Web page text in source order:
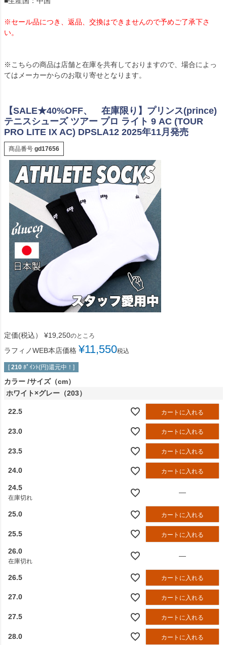
※セール品につき、返品、交換はできませんので予めご了承下さ
い。
※こちらの商品は店舗と在庫を共有しておりますので、場合によっ
てはメーカーからのお取り寄せとなります。
【SALE★40%OFF、 在庫限り】プリンス(prince)
テニスシューズ ツアー プロ ライト 9 AC (TOUR
PRO LITE IX AC) DPSLA12 2025年11月発売
商品番号 gd17656
定価(税込） ¥19,250のところ
ラフィノWEB本店価格 ¥11,550税込
[ 210 ﾎﾟｲﾝﾄ(円)還元中！]
カラー サイズ（cm）
ホワイト×グレー（203）
22.5 カートに入れる
23.0 カートに入れる
23.5 カートに入れる
24.0 カートに入れる
24.5
在庫切れ
—
25.0 カートに入れる
25.5 カートに入れる
26.0
在庫切れ
—
26.5 カートに入れる
27.0 カートに入れる
27.5 カートに入れる
28.0 カートに入れる